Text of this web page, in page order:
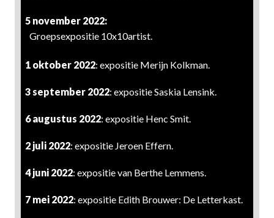
5 november 2022:
Groepsexpositie 10x10artist.
1 oktober 2022: expositie Merijn Kolkman.
3 september 2022: expositie Saskia Lensink.
6 augustus 2022: expositie Henc Smit.
2 juli 2022: expositie Jeroen Effern.
4 juni 2022: expositie van Berthe Lemmens.
7 mei 2022: expositie Edith Brouwer: De Letterkast.